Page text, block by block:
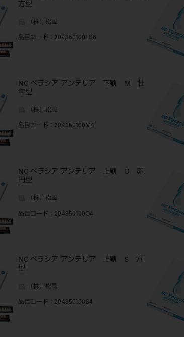
方型
（株）松風
品目コード ：204350100LS6
NC ベラシア アンテリア 下顎 M 壮
年型
（株）松風
品目コード ：204350100M4
NC ベラシア アンテリア 上顎 O 卵
円型
（株）松風
品目コード ：204350100O4
NC ベラシア アンテリア 上顎 S 方
型
（株）松風
品目コード ：204350100S4